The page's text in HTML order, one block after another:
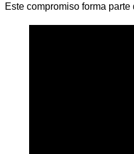
Este compromiso forma